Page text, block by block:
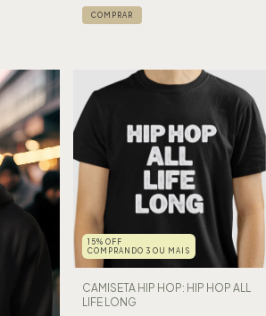
COMPRAR
15% OFF
COMPRANDO 3 OU MAIS
CAMISETA HIP HOP: HIP HOP ALL
LIFE LONG